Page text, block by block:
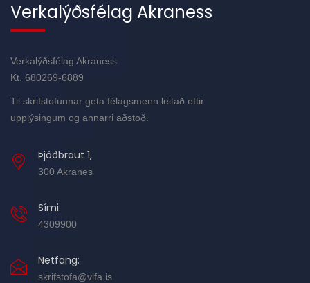
Verkalýðsfélag Akraness
Verkalýðsfélag Akraness
Kt. 680269-6889
Til skrifstofunnar geta félagsmenn leitað eftir
upplýsingum og annarri aðstoð.
Þjóðbraut 1,
300 Akranes
Sími:
4309900
Netfang:
skrifstofa@vlfa.is